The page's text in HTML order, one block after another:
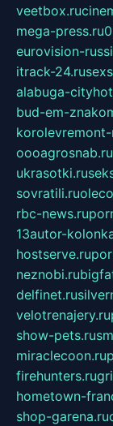
veetbox.ru
mega-press.ru
eurovision-
itrack-24.ru
alabuga-
bud-em-
oooagrosnab.ru
ukrasotki.ru
sovratili.ru
rbc-news.ru
13autor-
hostserve.ru
neznobi.ru
delfinet.ru
velotrenajery.ru
show-pets.ru
miraclecoon.ru
firehunters.ru
hometown-
shop-garena.ru